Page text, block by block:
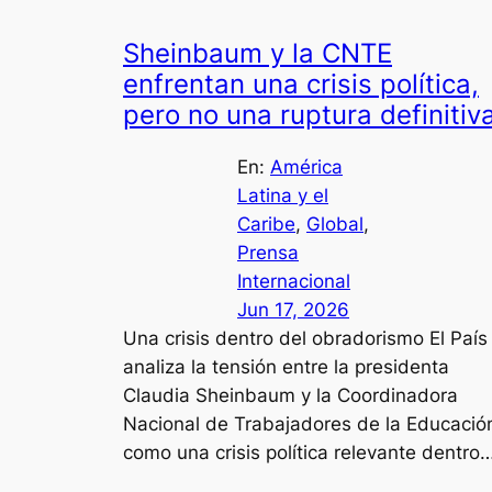
Sheinbaum y la CNTE
enfrentan una crisis política,
pero no una ruptura
En: América
Latina y el
Caribe, Global
Prensa
Internacional
Jun 17, 2026
Una crisis dentro del obradorismo El País
analiza la tensión entre la presidenta
Claudia Sheinbaum y la Coordinadora
Nacional de Trabajadores de la
como una crisis política relevante